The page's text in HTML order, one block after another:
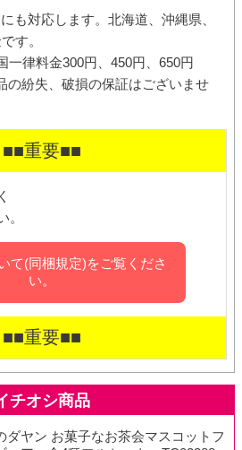
も対応します。北海道、沖縄県、
す。
律料金300円、450円、650円
紛失、破損の保証はございませ
■■重要■■
。
て(同梱規定)をご覧くださ
い。
■■重要■■
ダヤン お菓子なお茶会マスコットフ